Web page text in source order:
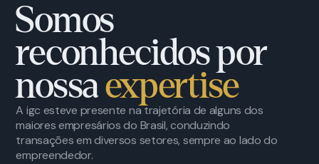
Somos
reconhecidos por
nossaexpertise
A igc esteve presente na trajetória de alguns dos
maiores empresários do Brasil, conduzindo
transações em diversos setores, sempre ao lado do
empreendedor.